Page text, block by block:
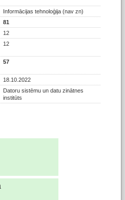
Informācijas tehnoloģija (nav zn)
81
12
12
57
18.10.2022
Datoru sistēmu un datu zinātnes
institūts